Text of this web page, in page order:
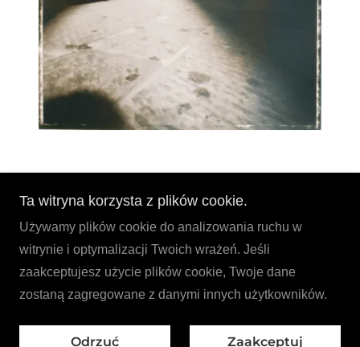
Ta witryna korzysta z plików cookie.
Używamy plików cookie do analizowania ruchu w
witrynie i optymalizacji Twoich wrażeń. Jeśli
zaakceptujesz użycie plików cookie, Twoje dane
zostaną zagregowane z danymi innych użytkowników.
Odrzuć Zaakceptuj